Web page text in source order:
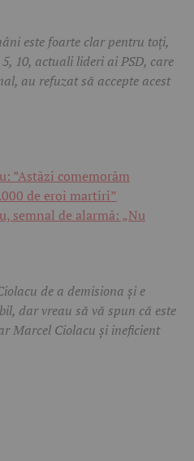
este foarte clar pentru toți,
10, actuali lideri ai PSD, care
au refuzat să accepte acest
”Astăzi comemorăm
de eroi martiri”
semnal de alarmă: „Nu
de a demisiona și e
dar vreau să vă spun că este
Marcel Ciolacu și ineficient